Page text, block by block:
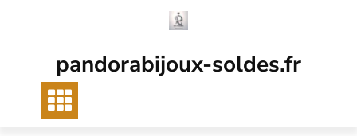
pandorabijoux-soldes.fr